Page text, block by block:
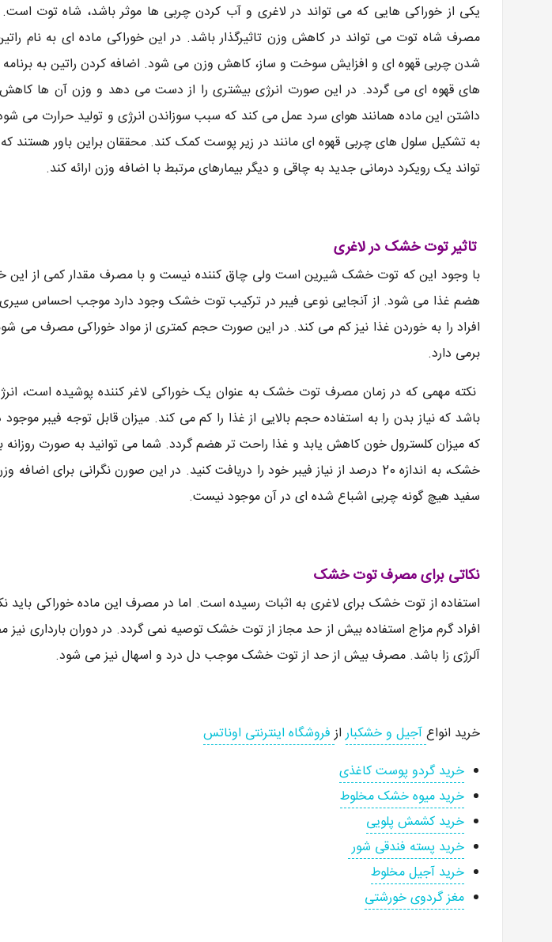
یکی از خوراکی هایی که می تواند در لاغری و آب کردن چربی ها موثر باشد، شاه توت
مصرف شاه توت می تواند در کاهش وزن تاثیرگذار باشد. در این خوراکی ماده ای به نام
شدن چربی قهوه ای و افزایش سوخت و ساز، کاهش وزن می شود. اضافه کردن راتین به
های قهوه ای می گردد. در این صورت انرژی بیشتری را از دست می دهد و وزن آن ها
داشتن این ماده همانند هوای سرد عمل می کند که سبب سوزاندن انرژی و تولید حرارت می
به تشکیل سلول های چربی قهوه ای مانند در زیر پوست کمک کند. محققان براین باور هستند
تواند یک رویکرد درمانی جدید به چاقی و دیگر بیمارهای مرتبط با اضافه وزن ارائه کند.
تاثیر توت خشک در لاغری
با وجود این که توت خشک شیرین است ولی چاق کننده نیست و با مصرف مقدار کمی از این
هضم غذا می شود. از آنجایی نوعی فیبر در ترکیب توت خشک وجود دارد موجب احساس
افراد را به خوردن غذا نیز کم می کند. در این صورت حجم کمتری از مواد خوراکی مصرف می
برمی دارد.
نکته مهمی که در زمان مصرف توت خشک به عنوان یک خوراکی لاغر کننده پوشیده است،
باشد که نیاز بدن را به استفاده حجم بالایی از غذا را کم می کند. میزان قابل توجه فیبر
که میزان کلسترول خون کاهش یابد و غذا راحت تر هضم گردد. شما می توانید به صورت
خشک، به اندازه 20 درصد از نیاز فیبر خود را دریافت کنید. در این صورن نگرانی برای
سفید هیچ گونه چربی اشباع شده ای در آن موجود نیست.
نکاتی برای مصرف توت خشک
استفاده از توت خشک برای لاغری به اثبات رسیده است. اما در مصرف این ماده خوراکی باید
افراد گرم مزاج استفاده بیش از حد مجاز از توت خشک توصیه نمی گردد. در دوران بارداری
آلرژی زا باشد. مصرف بیش از حد از توت خشک موجب دل درد و اسهال نیز می شود.
خرید انواعآجیل و خشکبارازفروشگاه اینترنتی اوناتس
خرید گردو پوست کاغذی
خرید میوه خشک مخلوط
خرید کشمش پلویی
خرید پسته فندقی شور
خرید آجیل مخلوط
مغز گردوی خورشتی